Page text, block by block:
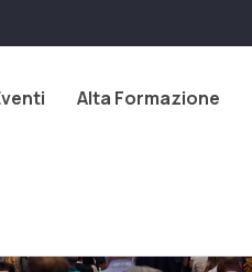
Alta Formazione